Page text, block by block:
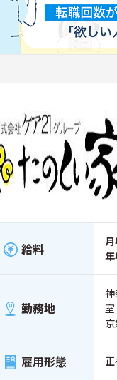
給料
勤務地
室
雇用形態